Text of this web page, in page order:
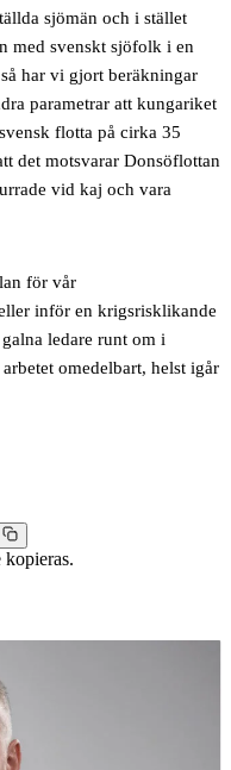
sjömän och i stället
med svenskt sjöfolk i en
har vi gjort beräkningar
parametrar att kungariket
flotta på cirka 35
det motsvarar Donsöflottan
vid kaj och vara
för vår
inför en krigsrisklikande
ledare runt om i
omedelbart, helst igår